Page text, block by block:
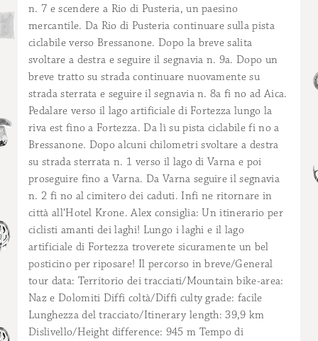
n. 7 e scendere a Rio di Pusteria, un paesino
mercantile. Da Rio di Pusteria continuare sulla pista
ciclabile verso Bressanone. Dopo la breve salita
svoltare a destra e seguire il segnavia n. 9a. Dopo un
breve tratto su strada continuare nuovamente su
strada sterrata e seguire il segnavia n. 8a fi no ad Aica.
Pedalare verso il lago artificiale di Fortezza lungo la
riva est fino a Fortezza. Da lì su pista ciclabile fi no a
Bressanone. Dopo alcuni chilometri svoltare a destra
su strada sterrata n. 1 verso il lago di Varna e poi
proseguire fino a Varna. Da Varna seguire il segnavia
n. 2 fi no al cimitero dei caduti. Infi ne ritornare in
città all‘Hotel Krone. Alex consiglia: Un itinerario per
ciclisti amanti dei laghi! Lungo i laghi e il lago
artificiale di Fortezza troverete sicuramente un bel
posticino per riposare! Il percorso in breve/General
tour data: Territorio dei tracciati/Mountain bike-area:
Naz e Dolomiti Diffi coltà/Diffi culty grade: facile
Lunghezza del tracciato/Itinerary length: 39,9 km
Dislivello/Height difference: 945 m Tempo di